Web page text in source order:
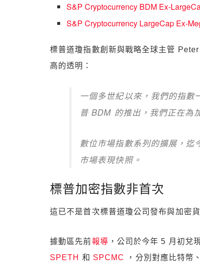
S&P Cryptocurrency BDM Ex-
S&P Cryptocurrency LargeCap Ex-
標普道瓊指數創新與戰略全球主管
高的透明：
一個多世紀以來，我們的指
普 BDM 的推出，我們正在為
數位市場指數系列的擴展，迄
市場表現快照。
標普加密指數非首次
這已不是首次標普道瓊公司發布與加密
據動區先前報導 ，公司於今年 5 月初兌
SPETH 和 SPCMC ，分別對應比特幣